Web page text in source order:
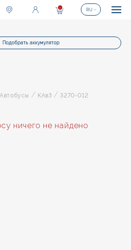
Подобрать аккумулятор
Автобусы / КАвЗ / 3270-012
ничего не найдено
0 RU